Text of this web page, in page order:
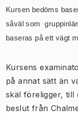
Kursen bedöms
såväl som
baseras på ett vägt
Kursens
på annat sätt än
skäl föreligger, till
beslut från